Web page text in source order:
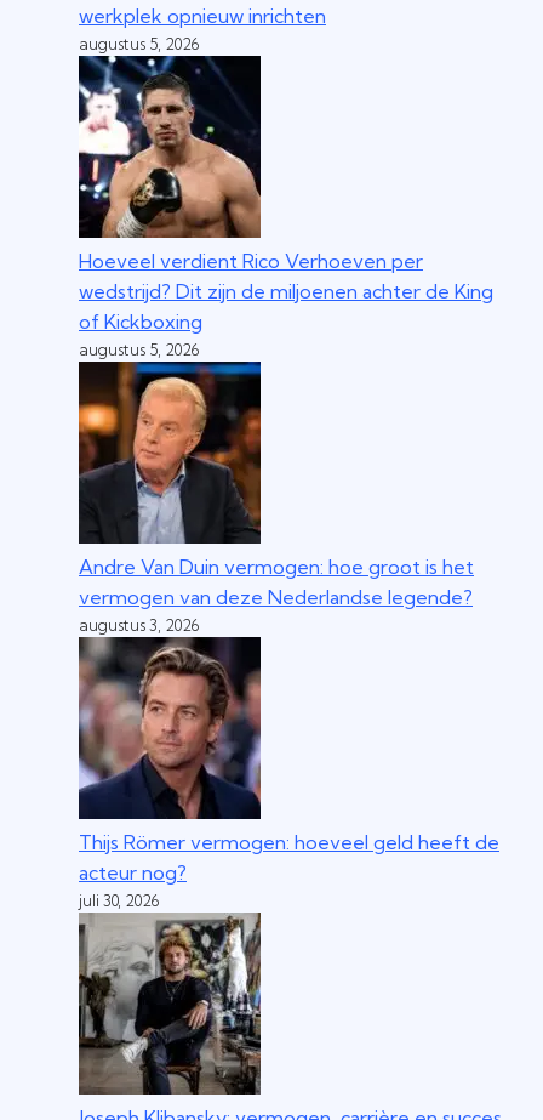
werkplek opnieuw inrichten
augustus 5, 2026
Hoeveel verdient Rico Verhoeven per
wedstrijd? Dit zijn de miljoenen achter de King
of Kickboxing
augustus 5, 2026
Andre Van Duin vermogen: hoe groot is het
vermogen van deze Nederlandse legende?
augustus 3, 2026
Thijs Römer vermogen: hoeveel geld heeft de
acteur nog?
juli 30, 2026